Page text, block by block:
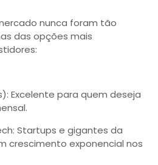
nunca foram tão
das opções mais
Excelente para quem deseja
Startups e gigantes da
crescimento exponencial nos